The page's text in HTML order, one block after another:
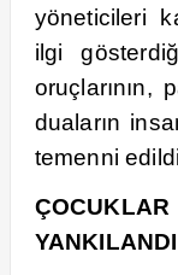
yöneticileri
ilgi
oruçlarının,
duaların
temenni
YANKILANDI